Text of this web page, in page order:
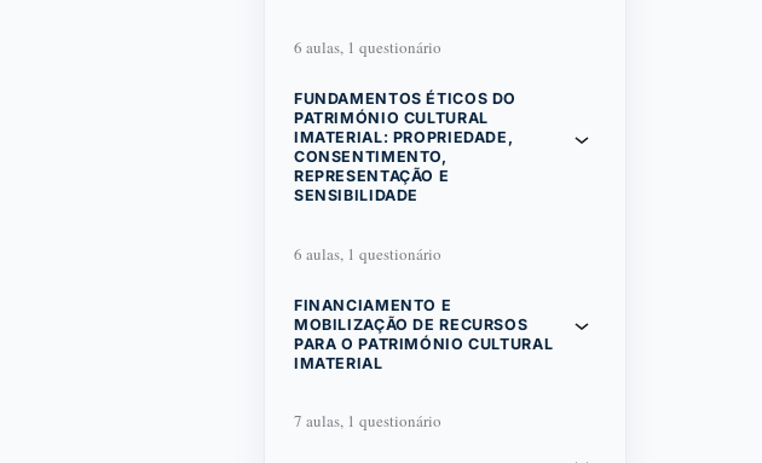
6 aulas, 1 questionário
FUNDAMENTOS ÉTICOS DO
PATRIMÓNIO CULTURAL
IMATERIAL: PROPRIEDADE,
CONSENTIMENTO,
REPRESENTAÇÃO E
SENSIBILIDADE
6 aulas, 1 questionário
FINANCIAMENTO E
MOBILIZAÇÃO DE RECURSOS
PARA O PATRIMÓNIO CULTURAL
IMATERIAL
7 aulas, 1 questionário